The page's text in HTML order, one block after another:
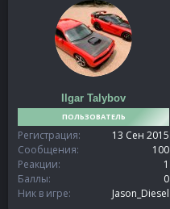
а
л
а
Ilgar Talybov
ПОЛЬЗОВАТЕЛЬ
Регистрация
13 Сен 2015
Сообщения
100
Реакции
1
Баллы
0
Ник в игре
Jason_Diesel